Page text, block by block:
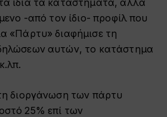
ίδια τα καταστήματα, αλλά
-από τον ίδιο- προφίλ που
«Πάρτυ» διαφήμισε τη
αυτών, το κατάστημα
διοργάνωση των πάρτυ
25% επί των